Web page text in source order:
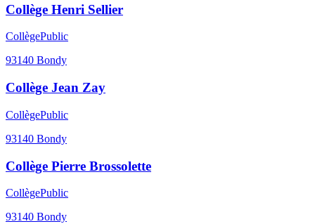
Collège Henri Sellier
CollègePublic
93140 Bondy
Collège Jean Zay
CollègePublic
93140 Bondy
Collège Pierre Brossolette
CollègePublic
93140 Bondy